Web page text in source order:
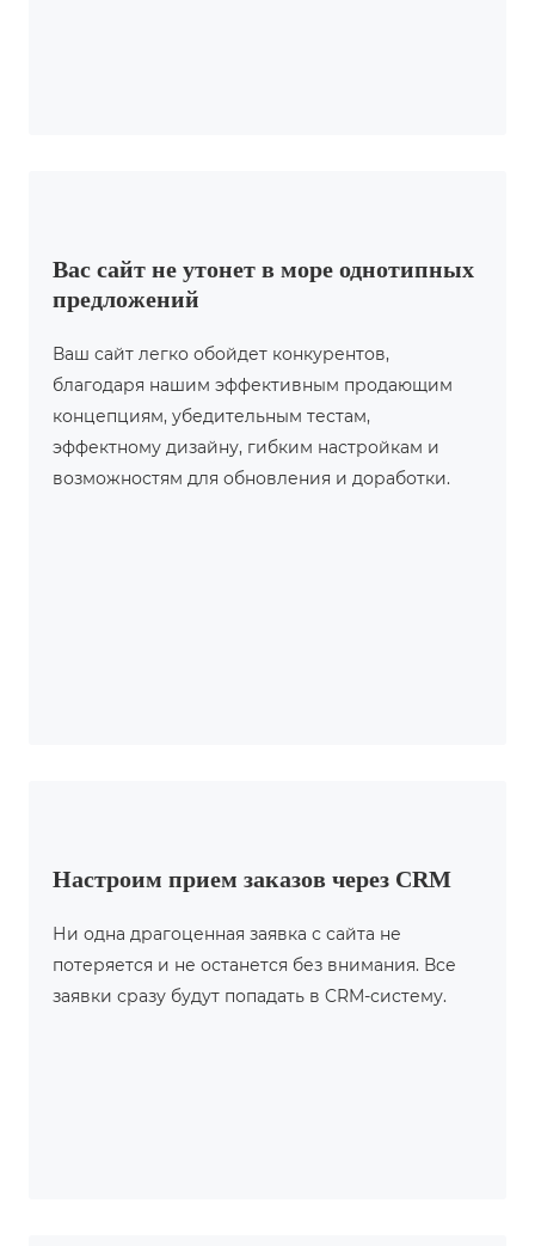
Вас сайт не утонет в море однотипных
предложений
Ваш сайт легко обойдет конкурентов,
благодаря нашим эффективным продающим
концепциям, убедительным тестам,
эффектному дизайну, гибким настройкам и
возможностям для обновления и доработки.
Настроим прием заказов через CRM
Ни одна драгоценная заявка с сайта не
потеряется и не останется без внимания. Все
заявки сразу будут попадать в CRM-систему.